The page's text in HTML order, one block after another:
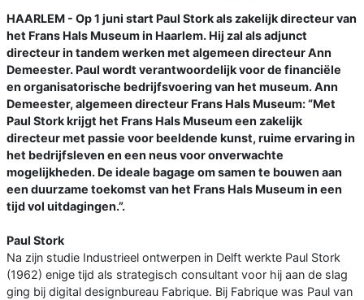
HAARLEM - Op 1 juni start Paul Stork als zakelijk directeur van
het Frans Hals Museum in Haarlem. Hij zal als adjunct
directeur in tandem werken met algemeen directeur Ann
Demeester. Paul wordt verantwoordelijk voor de financiële
en organisatorische bedrijfsvoering van het museum. Ann
Demeester, algemeen directeur Frans Hals Museum: “Met
Paul Stork krijgt het Frans Hals Museum een zakelijk
directeur met passie voor beeldende kunst, ruime ervaring in
het bedrijfsleven en een neus voor onverwachte
mogelijkheden. De ideale bagage om samen te bouwen aan
een duurzame toekomst van het Frans Hals Museum in een
tijd vol uitdagingen.”.
Paul Stork
Na zijn studie Industrieel ontwerpen in Delft werkte Paul Stork
(1962) enige tijd als strategisch consultant voor hij aan de slag
ging bij digital designbureau Fabrique. Bij Fabrique was Paul van